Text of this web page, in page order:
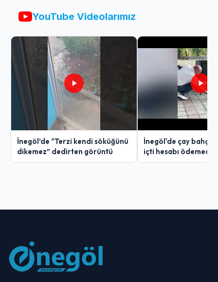
YouTube Videolarımız
İnegöl’de “Terzi kendi söküğünü
dikemez” dedirten görüntü
İnegöl'de çay
içti hesabı ödemedi